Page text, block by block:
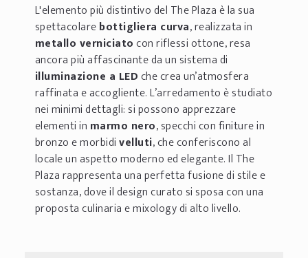
L'elemento più distintivo del The Plaza è la sua
spettacolarebottigliera curva, realizzata in
metallo verniciatocon riflessi ottone, resa
ancora più affascinante da un sistema di
illuminazione a LEDche crea un’atmosfera
raffinata e accogliente. L’arredamento è studiato
nei minimi dettagli: si possono apprezzare
elementi in marmo nero, specchi con finiture in
bronzo e morbidivelluti, che conferiscono al
locale un aspetto moderno ed elegante. Il The
Plaza rappresenta una perfetta fusione di stile e
sostanza, dove il design curato si sposa con una
proposta culinaria e mixology di alto livello.